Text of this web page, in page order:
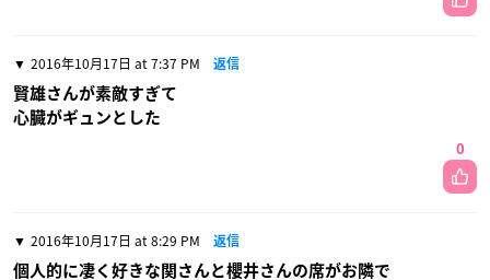
2016年10月17日 at 7:37 PM 返信
賢雄さんが素敵すぎて
心臓がギュンとした
0
2016年10月17日 at 8:29 PM 返信
個人的に凄く好きな関さんと櫻井さんの席がお隣で